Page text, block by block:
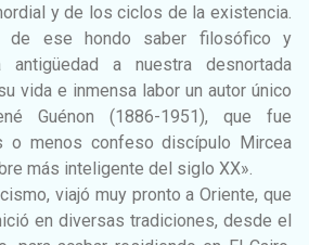
y de los ciclos de la existencia.
ese hondo saber filosófico y
a nuestra desnortada
vida e inmensa labor un autor único
Guénon (1886-1951), que fue
o menos confeso discípulo Mircea
más inteligente del siglo XX».
viajó muy pronto a Oriente, que
en diversas tradiciones, desde el